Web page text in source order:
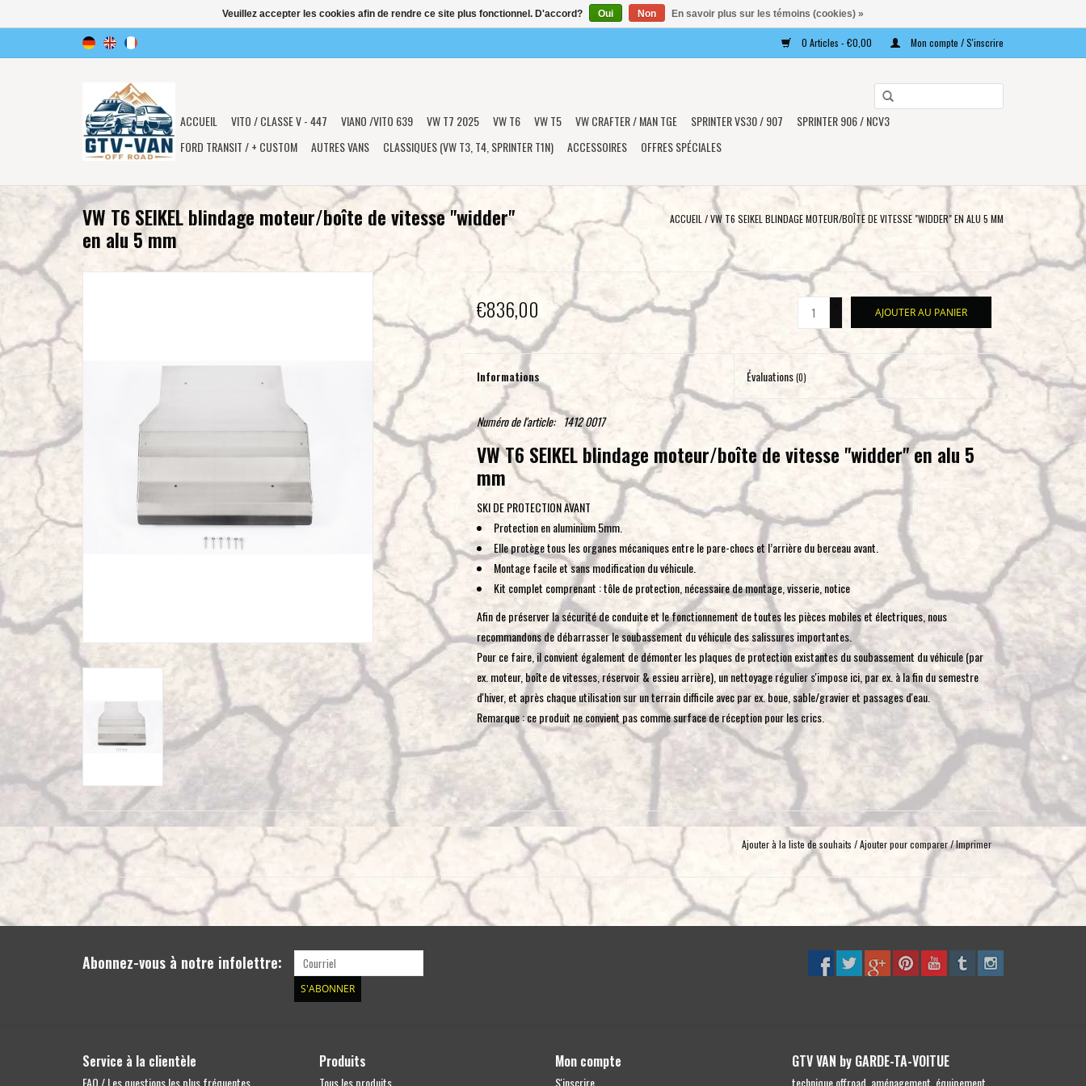
0 Articles - €0,00 Mon compte / S'inscrire
sélectionner
résultat
Entrée
pour
de
recherche
sélectionné.
Les
utilisateurs
d'appareils
tactiles
peuvent
de
gestes
tels
toucher
et
glisser.
ACCUEIL VITO / CLASSE V - 447 VIANO /VITO 639 VW T7 2025 VW T6 VW T5 VW CRAFTER / MAN TGE SPRINTER VS30 / 907
SPRINTER 906 / NCV3
FORD TRANSIT / + CUSTOM
AUTRES VANS CLASSIQUES (VW T3, T4, SPRINTER T1N) ACCESSOIRES OFFRES SPÉCIALES
VW T6 SEIKEL blindage moteur/boîte de vitesse "widder"
en alu 5 mm
ACCUEIL /VW T6 SEIKEL BLINDAGE MOTEUR/BOÎTE DE VITESSE "WIDDER" EN ALU 5 MM
€836,00 AJOUTER AU PANIER
Informations Évaluations(0)
Numéro de l'article: 1412 0017
VW T6 SEIKEL blindage moteur/boîte de vitesse "widder" en alu 5
mm
SKI DE PROTECTION AVANT
Protection en aluminium 5mm.
Elle protège tous les organes mécaniques entre le pare-chocs et l’arrière du berceau avant.
Montage facile et sans modification du véhicule.
Kit complet comprenant : tôle de protection, nécessaire de montage, visserie, notice
Afin de préserver la sécurité de conduite et le fonctionnement de toutes les pièces mobiles et électriques, nous
recommandons de débarrasser le soubassement du véhicule des salissures importantes.
Pour ce faire, il convient également de démonter les plaques de protection existantes du soubassement du véhicule (par
ex. moteur, boîte de vitesses, réservoir & essieu arrière), un nettoyage régulier s'impose ici, par ex. à la fin du semestre
d'hiver, et après chaque utilisation sur un terrain difficile avec par ex. boue, sable/gravier et passages d'eau.
Remarque : ce produit ne convient pas comme surface de réception pour les crics.
Ajouter à la liste de souhaits /Ajouter pour comparer/Imprimer
Abonnez-vous à notre infolettre:
S'ABONNER
Service à la clientèle
FAQ / Les questions les plus fréquentes
Produits
Tous les produits
Mon compte
S'inscrire
GTV VAN by GARDE-TA-VOITUE
technique offroad, aménagement, équipement,
Veuillez accepter les cookies afin de rendre ce site plus fonctionnel. D'accord? Oui Non En savoir plus sur les témoins (cookies) »